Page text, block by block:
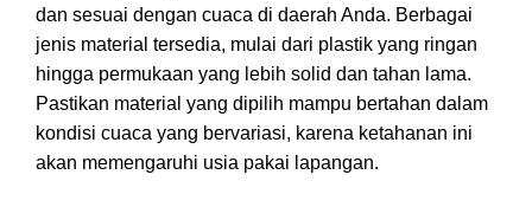
dan sesuai dengan cuaca di daerah Anda. Berbagai
jenis material tersedia, mulai dari plastik yang ringan
hingga permukaan yang lebih solid dan tahan lama.
Pastikan material yang dipilih mampu bertahan dalam
kondisi cuaca yang bervariasi, karena ketahanan ini
akan memengaruhi usia pakai lapangan.